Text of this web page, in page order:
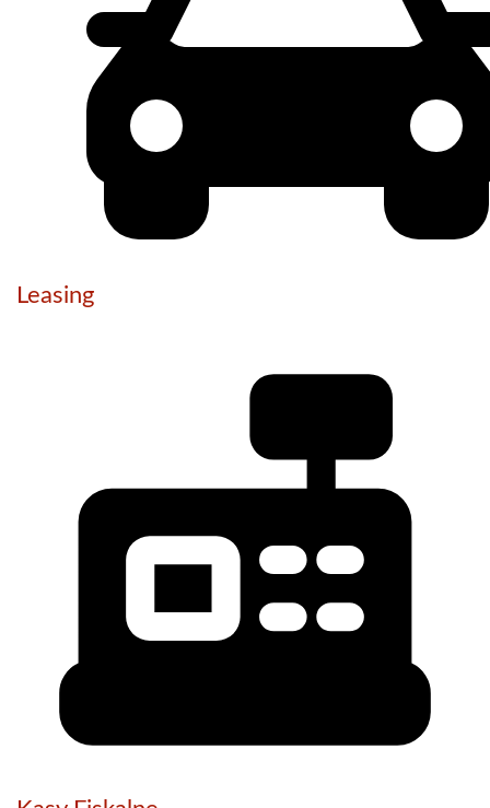
Leasing